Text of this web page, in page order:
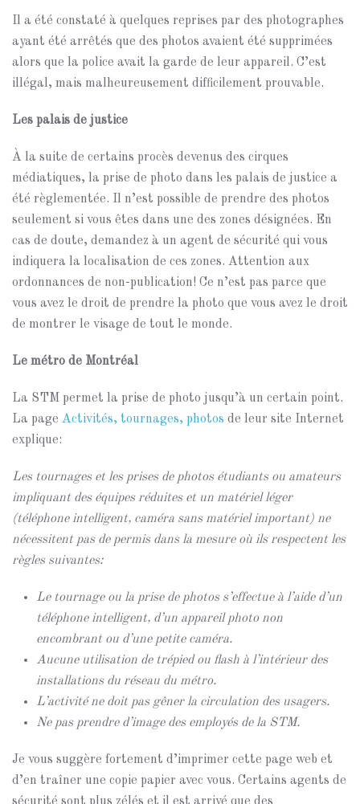
Il a été constaté à quelques reprises par des photographes
ayant été arrêtés que des photos avaient été supprimées
alors que la police avait la garde de leur appareil. C’est
illégal, mais malheureusement difficilement prouvable.
Les palais de justice
À la suite de certains procès devenus des cirques
médiatiques, la prise de photo dans les palais de justice a
été règlementée. Il n’est possible de prendre des photos
seulement si vous êtes dans une des zones désignées. En
cas de doute, demandez à un agent de sécurité qui vous
indiquera la localisation de ces zones. Attention aux
ordonnances de non-publication! Ce n’est pas parce que
vous avez le droit de prendre la photo que vous avez le droit
de montrer le visage de tout le monde.
Le métro de Montréal
La STM permet la prise de photo jusqu’à un certain point.
La page Activités, tournages, photos de leur site Internet
explique:
Les tournages et les prises de photos étudiants ou amateurs
impliquant des équipes réduites et un matériel léger
(téléphone intelligent, caméra sans matériel important) ne
nécessitent pas de permis dans la mesure où ils respectent les
règles suivantes:
Le tournage ou la prise de photos s’effectue à l’aide d’un
téléphone intelligent, d’un appareil photo non
encombrant ou d’une petite caméra.
Aucune utilisation de trépied ou flash à l’intérieur des
installations du réseau du métro.
L’activité ne doit pas gêner la circulation des usagers.
Ne pas prendre d’image des employés de la STM.
Je vous suggère fortement d’imprimer cette page web et
d’en traîner une copie papier avec vous. Certains agents de